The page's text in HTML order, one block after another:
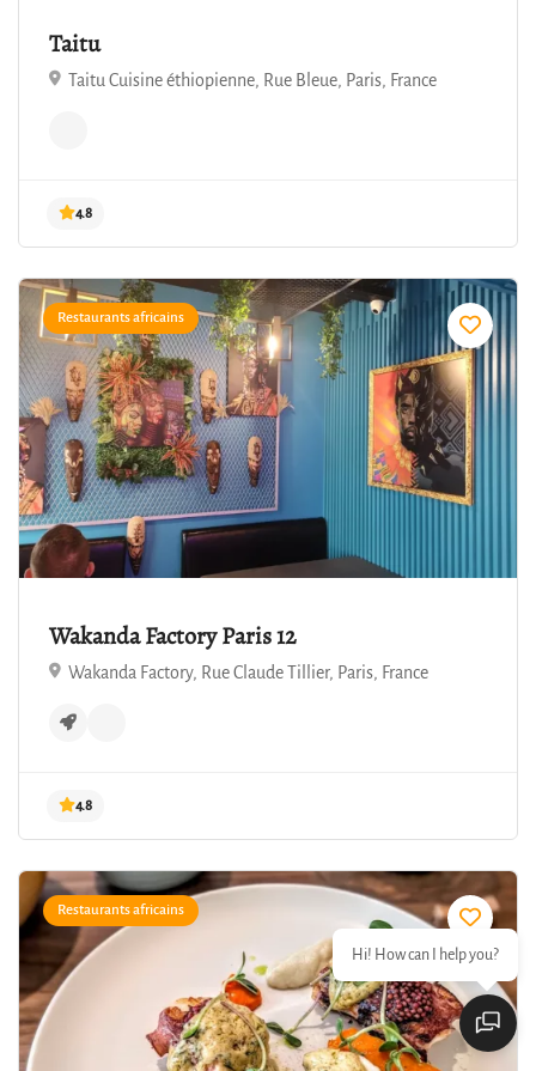
4.8
Taitu
Taitu Cuisine éthiopienne, Rue Bleue, Paris, France
Restaurants africains
Wakanda Factory Paris 12
Wakanda Factory, Rue Claude Tillier, Paris, France
Restaurants africains
Hi! How can I help you?